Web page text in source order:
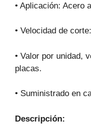
• Aplicación: Acero
• Velocidad de
• Valor por unidad,
placas.
• Suministrado en
Descripción: